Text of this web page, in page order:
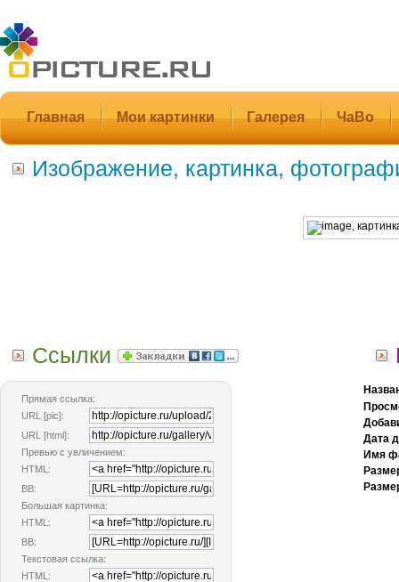
Главная Мои картинки Галерея ЧаВо
Изображение, картинка,
Ссылки
Прямая ссылка:
URL [pic]:
URL [html]:
Превью с увличением:
HTML:
BB:
Большая картинка:
HTML:
BB:
Текстовая ссылка:
HTML:
Дата
Имя